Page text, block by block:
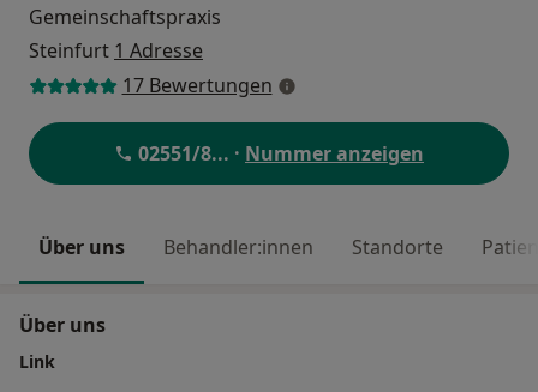
Gemeinschaftspraxis
Steinfurt 1 Adresse
17 Bewertungen
02551/8... · Nummer anzeigen
Über uns Behandler:innen Standorte
Über uns
Link